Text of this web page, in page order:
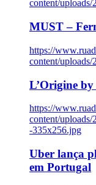
content/
MUST –
https://
content/
L’Origine
https://
content/
-335x256.jpg
Uber lança
em Portugal